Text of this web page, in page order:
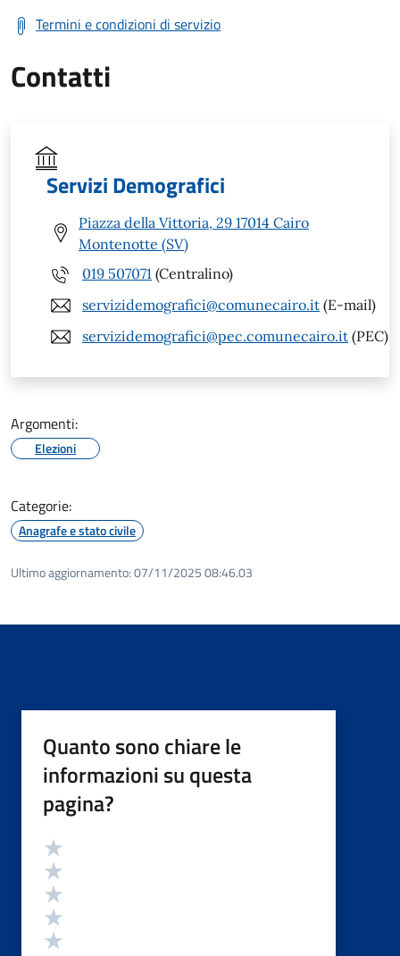
Termini e condizioni di servizio
Contatti
Servizi Demografici
Piazza della Vittoria, 29 17014 Cairo
Montenotte (SV)
019 507071 (Centralino)
servizidemografici@comunecairo.it (E-mail)
servizidemografici@pec.comunecairo.it (PEC)
Argomenti:
Elezioni
Categorie:
Anagrafe e stato civile
Ultimo aggiornamento:07/11/2025 08:46.03
Quanto sono chiare le
informazioni su questa
pagina?
Valutazione